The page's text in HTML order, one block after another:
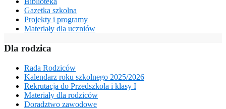
Gazetka szkolna
Projekty i programy
Materiały dla uczniów
Dla rodzica
Rada Rodziców
Kalendarz roku szkolnego 2025/2026
Rekrutacja do Przedszkola i klasy I
Materiały dla rodziców
Doradztwo zawodowe